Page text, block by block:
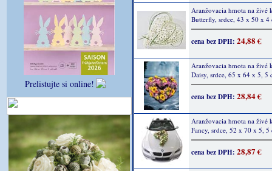
Prelistujte si online!
Aranžovacia hmota na živé
Butterfly, srdce, 43 x 50 x 4
cena bez DPH: 24,88 €
Aranžovacia hmota na živé
Daisy, srdce, 65 x 64 x 5, 5
cena bez DPH: 28,84 €
Aranžovacia hmota na živé
Fancy, srdce, 52 x 70 x 5, 5
cena bez DPH: 28,87 €